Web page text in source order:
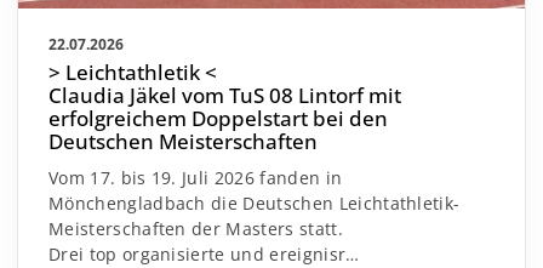
22.07.2026
> Leichtathletik <
Claudia Jäkel vom TuS 08 Lintorf mit
erfolgreichem Doppelstart bei den
Deutschen Meisterschaften
Vom 17. bis 19. Juli 2026 fanden in
Mönchengladbach die Deutschen Leichtathletik-
Meisterschaften der Masters statt.
Drei top organisierte und ereignisr…